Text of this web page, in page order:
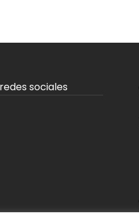
sociales